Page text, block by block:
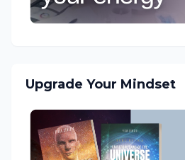
Upgrade Your Mindset